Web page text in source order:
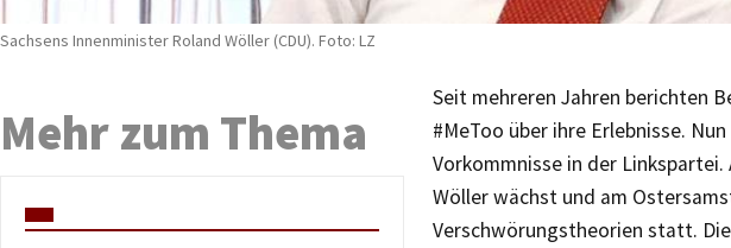
Sachsens Innenminister Roland Wöller (CDU). Foto: LZ
Seit mehreren Jahren berichten
#MeToo über ihre Erlebnisse.
Vorkommnisse in der
Wöller wächst und am
Verschwörungstheorien statt.
Mehr zum Thema